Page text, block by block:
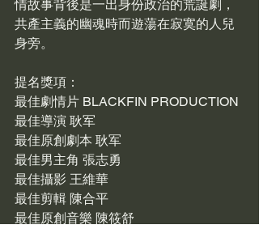
情故事背後是一出身份政治的荒誕劇，
共產主義的幽魂時而遊蕩在寂寞的人兒
身旁。
提名獎項：
最佳劇情片 BLACKFIN PRODUCTION
最佳導演 耿军
最佳原創劇本 耿军
最佳男主角 張志勇
最佳攝影 王維華
最佳剪輯 陳合平
最佳原創音樂 陳筱舒